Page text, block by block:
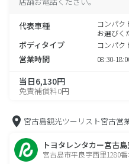
代表車種
コンパク
お選びく
ボディタイプ コンパク
営業時間 08:30-
当日6,130円
免責補償料0円
宮古島観光ツーリスト宮古営
トヨタレンタカー宮古
宮古島市平良字西里1280